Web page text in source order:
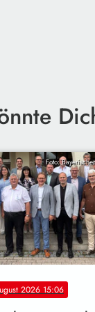
Foto:
2026 15:06